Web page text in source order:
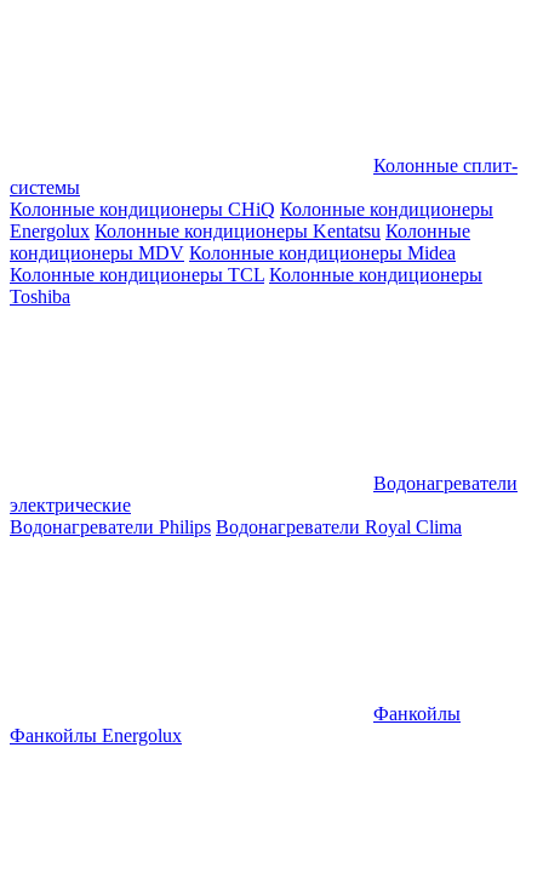
Колонные сплит-
системы
Колонные кондиционеры CHiQ Колонные кондиционеры
Energolux Колонные кондиционеры Kentatsu Колонные
кондиционеры MDV Колонные кондиционеры Midea
Колонные кондиционеры TCL Колонные кондиционеры
Toshiba
Водонагреватели
электрические
Водонагреватели Philips Водонагреватели Royal Clima
Фанкойлы
Фанкойлы Energolux